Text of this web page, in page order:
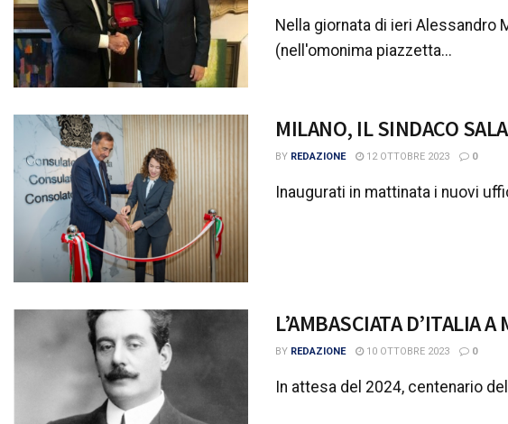
Nella giornata di ieri Alessandro
(nell'omonima piazzetta...
MILANO, IL SINDACO
BY REDAZIONE 12 OTTOBRE 2023 0
Inaugurati in mattinata i nuovi
L’AMBASCIATA D’ITALIA
BY REDAZIONE 10 OTTOBRE 2023 0
In attesa del 2024, centenario